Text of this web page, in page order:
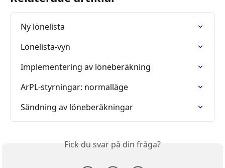
Ny lönelista
Lönelista-vyn
Implementering av löneberäkning
ArPL-styrningar: normalläge
Sändning av löneberäkningar
Fick du svar på din fråga?